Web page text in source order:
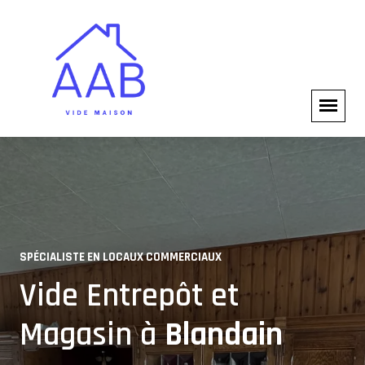
SPÉCIALISTE EN LOCAUX COMMERCIAUX
Vide Entrepôt et
Magasin àBlandain
SERVICES PROFESSIONNELS
Solutions pour
Professionnels